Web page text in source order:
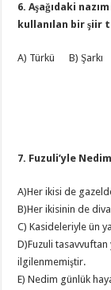
6. Aşağıdaki
kullanılan bir şiir
A) Türkü B)
7. Fuzuli’yle
A)Her ikisi de
B)Her ikisinin de
C) Kasideleriyle ün
D)Fuzuli
ilgilenmemiştir.
E) Nedim günlük